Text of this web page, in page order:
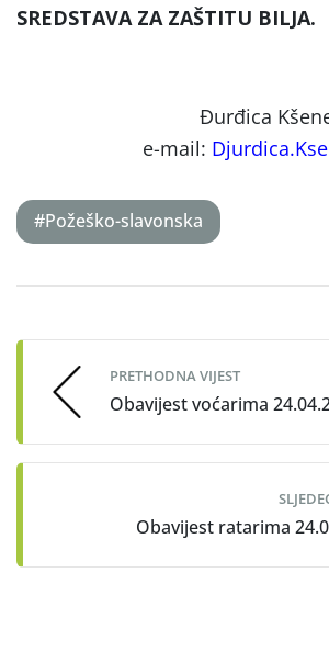
SREDSTAVA ZA ZAŠTITU BILJA.
Đurđica
e-mail:
#Požeško-slavonska
navigation
PRETHODNA VIJEST
Obavijest voćarima
Obavijest ratarima